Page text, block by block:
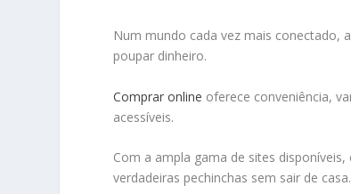
Num mundo cada vez mais conectado,
poupar dinheiro.
Comprar online oferece conveniência,
acessíveis.
Com a ampla gama de sites
verdadeiras pechinchas sem sair de casa.